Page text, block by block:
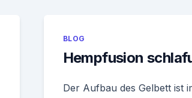
BLOG
Hempfusion
Der Aufbau des Gelbett ist